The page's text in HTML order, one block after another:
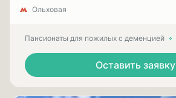
Ольховая
Пансионаты для пожилых с деменцией
Оставить заявку